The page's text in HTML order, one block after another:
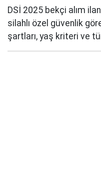
DSİ 2025 bekçi alım
silahlı özel güvenlik
şartları, yaş kriteri ve